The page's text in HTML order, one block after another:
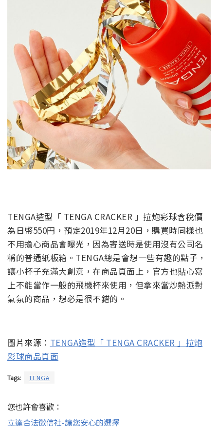
TENGA造型「 TENGA CRACKER 」拉炮彩球含稅價
為日幣550円，預定2019年12月20日，購買時同樣也
不用擔心商品會曝光，因為寄送時是使用沒有公司名
稱的普通紙板箱。TENGA總是會想一些有趣的點子，
讓小杯子充滿大創意，在商品頁面上，官方也貼心寫
上不能當作一般的飛機杯來使用，但拿來當炒熱派對
氣氛的商品，想必是很不錯的。
圖片來源： TENGA造型「 TENGA CRACKER 」拉炮
彩球商品頁面
Tags: TENGA
您也許會喜歡：
立達合法徵信社-讓您安心的選擇